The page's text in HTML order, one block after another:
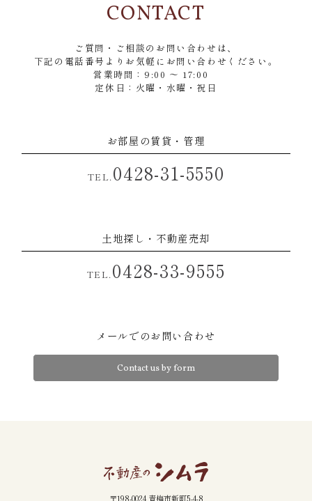
CONTACT
ご質問・ご相談のお問い合わせは、
下記の電話番号よりお気軽にお問い合わせください。
営業時間：9:00 ～ 17:00
定休日：火曜・水曜・祝日
お部屋の賃貸・管理
TEL.0428-31-5550
土地探し・不動産売却
TEL.0428-33-9555
メールでのお問い合わせ
Contact us by form
〒198-0024 青梅市新町5-4-8